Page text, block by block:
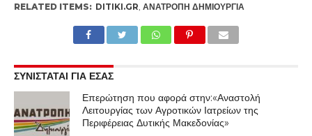
RELATED ITEMS: DITIKI.GR ΑΝΑΤΡΟΠΉ ΔΗΜΙΟΥΡΓΊΑ
ΣΥΝΙΣΤΑΤΑΙ ΓΙΑ ΕΣΑΣ
Επερώτηση που αφορά στην:«Αναστολή
Λειτουργίας των Αγροτικών Ιατρείων της
Περιφέρειας Δυτικής Μακεδονίας»